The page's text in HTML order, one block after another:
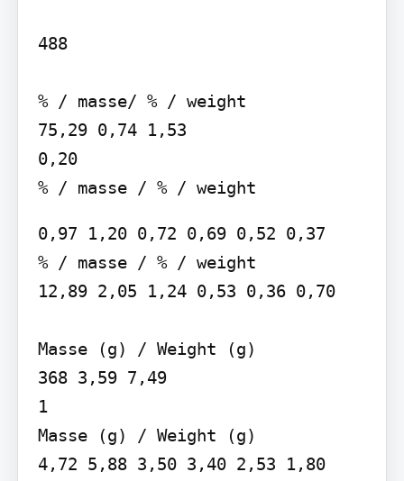
488
% / masse/ % / weight
75,29 0,74 1,53
0,20
% / masse / % / weight
0,97 1,20 0,72 0,69 0,52 0,37
% / masse / % / weight
12,89 2,05 1,24 0,53 0,36 0,70
Masse (g) / Weight (g)
368 3,59 7,49
1
Masse (g) / Weight (g)
4,72 5,88 3,50 3,40 2,53 1,80